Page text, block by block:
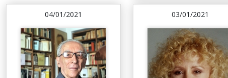
04/01/2021 03/01/2021